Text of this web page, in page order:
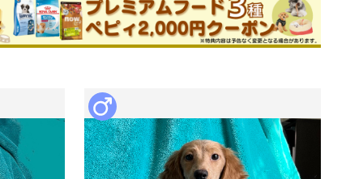
リーダー
このブリーダーの詳細
ています。